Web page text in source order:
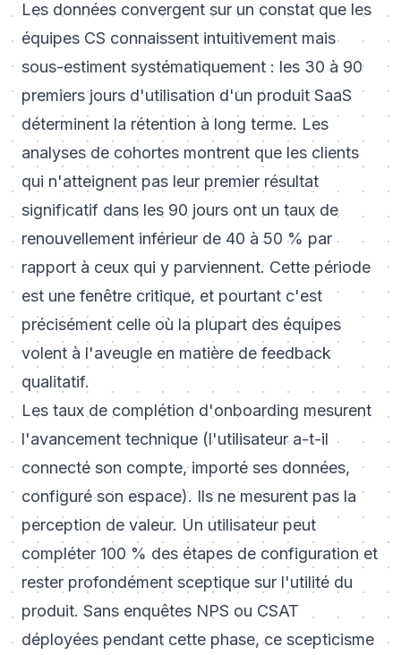
Les données convergent sur un constat que les
équipes CS connaissent intuitivement mais
sous-estiment systématiquement : les 30 à 90
premiers jours d'utilisation d'un produit SaaS
déterminent la rétention à long terme. Les
analyses de cohortes montrent que les clients
qui n'atteignent pas leur premier résultat
significatif dans les 90 jours ont un taux de
renouvellement inférieur de 40 à 50 % par
rapport à ceux qui y parviennent. Cette période
est une fenêtre critique, et pourtant c'est
précisément celle où la plupart des équipes
volent à l'aveugle en matière de feedback
qualitatif.
Les taux de complétion d'onboarding mesurent
l'avancement technique (l'utilisateur a-t-il
connecté son compte, importé ses données,
configuré son espace). Ils ne mesurent pas la
perception de valeur. Un utilisateur peut
compléter 100 % des étapes de configuration et
rester profondément sceptique sur l'utilité du
produit. Sans enquêtes NPS ou CSAT
déployées pendant cette phase, ce scepticisme